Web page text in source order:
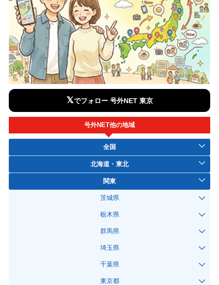
𝕏でフォロー 号外NET 東京
号外NET他の地域
全国
北海道・東北
関東
茨城県
栃木県
群馬県
埼玉県
千葉県
東京都